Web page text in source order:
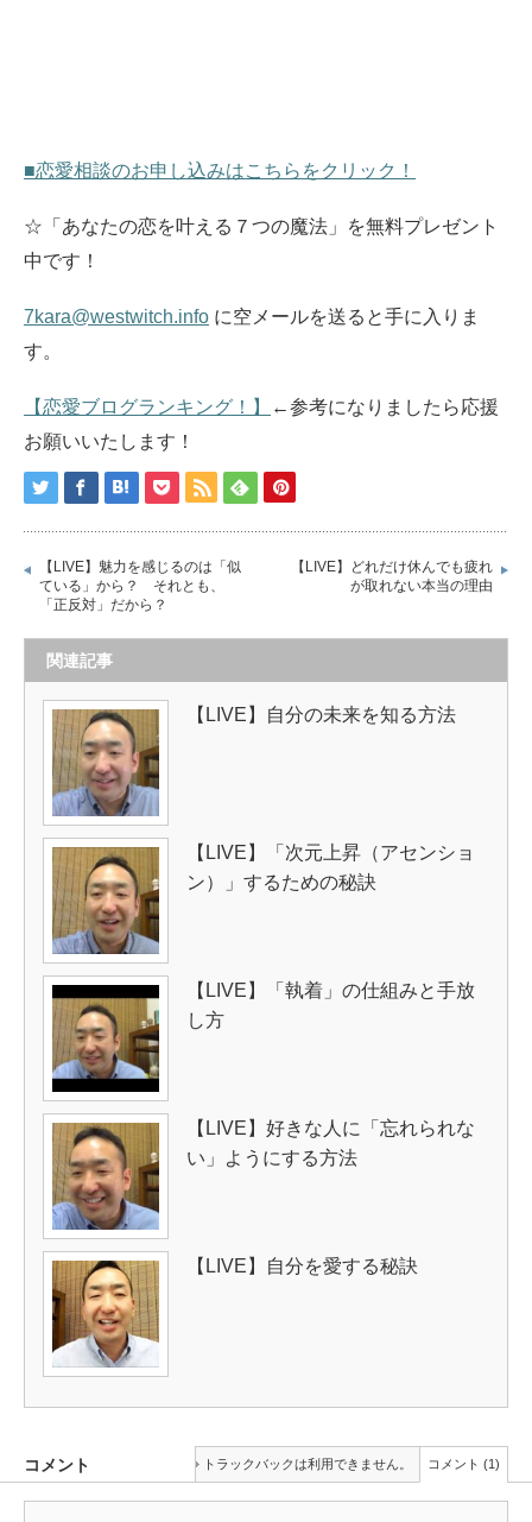
■恋愛相談のお申し込みはこちらをクリック！
☆「あなたの恋を叶える７つの魔法」を無料プレゼント
中です！
7kara@westwitch.info に空メールを送ると手に入りま
す。
【恋愛ブログランキング！】
←参考になりましたら応援
お願いいたします！
【LIVE】魅力を感じるのは「似
ている」から？ それとも、
「正反対」だから？
【LIVE】どれだけ休んでも疲れ
が取れない本当の理由
関連記事
【LIVE】自分の未来を知る方法
【LIVE】「次元上昇（アセンショ
ン）」するための秘訣
【LIVE】「執着」の仕組みと手放
し方
【LIVE】好きな人に「忘れられな
い」ようにする方法
【LIVE】自分を愛する秘訣
コメント トラックバックは利用できません。 コメント (1)